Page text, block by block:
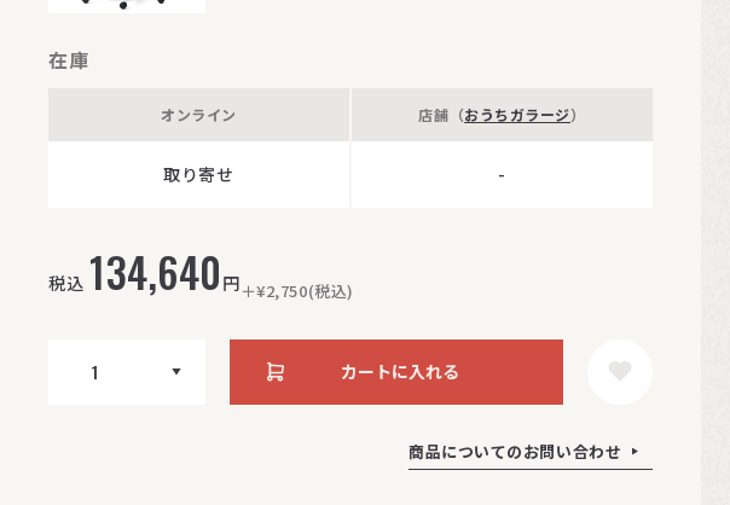
在庫
オンライン
取り寄せ
店舗（おうちガラージ）
-
税込 134,640 円＋¥2,750(税込)
カートに入れる
商品についてのお問い合わせ